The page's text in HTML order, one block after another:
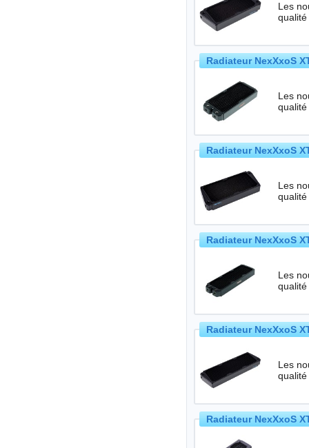
Les
Radiateur NexXxoS
Les
Radiateur NexXxoS
Les
Radiateur NexXxoS
Les
Radiateur NexXxoS
Les
Radiateur NexXxoS